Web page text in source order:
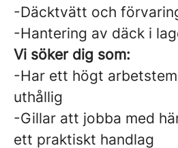
-Däcktvätt och
-Hantering av däck i
Vi söker dig som:
-Har ett högt
uthållig
-Gillar att jobba med
ett praktiskt handlag